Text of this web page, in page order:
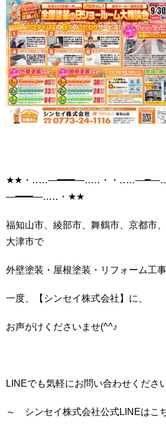
★★・‥…―━━━―…‥・・
―━━━―…‥・★★
福知山市、綾部市、舞鶴市、京都市
大津市で
外壁塗装・屋根塗装・リフォーム工
一度、【シンセイ株式会社】に、
お声がけくださいませ(^^♪
LINEでも気軽にお問い合わせくださ
～ シンセイ株式会社公式LINEはこ